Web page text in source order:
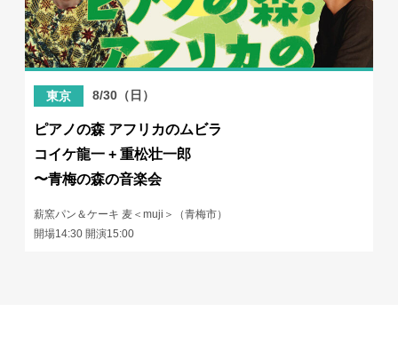
東京 8/30（日）
ピアノの森 アフリカのムビラ
コイケ龍一 + 重松壮一郎
〜青梅の森の音楽会
薪窯パン＆ケーキ 麦＜muji＞（青梅市）
開場14:30 開演15:00